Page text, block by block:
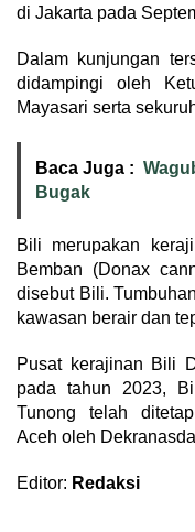
di Jakarta pada
Dalam kunjungan
didampingi oleh
Mayasari serta
Baca Juga :
Bugak
Bili merupakan
Bemban (Donax
disebut Bili.
kawasan berair dan
Pusat kerajinan Bili
pada tahun 2023,
Tunong telah
Aceh oleh
Editor: Redaksi